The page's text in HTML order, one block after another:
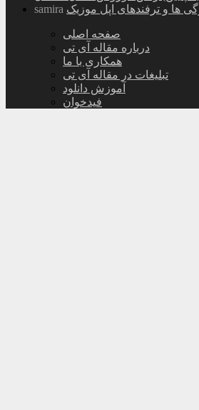
samira
صفحه اصلی
درباره مقاله آی تی
همکاری با ما
تبلیغات در مقاله آی تی
آموزش دانلود
فیدخوان